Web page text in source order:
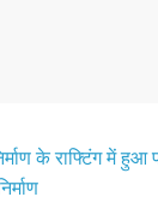
के राफ्टिंग में